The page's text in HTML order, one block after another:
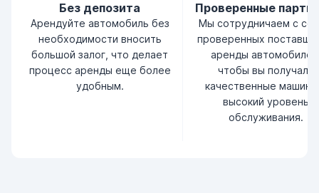
Без депозита
Арендуйте автомобиль без
необходимости вносить
большой залог, что делает
процесс аренды еще более
удобным.
Проверенные
Мы сотрудничаем с
проверенных
аренды
чтобы вы получали
качественные
высокий уровень
обслуживания.